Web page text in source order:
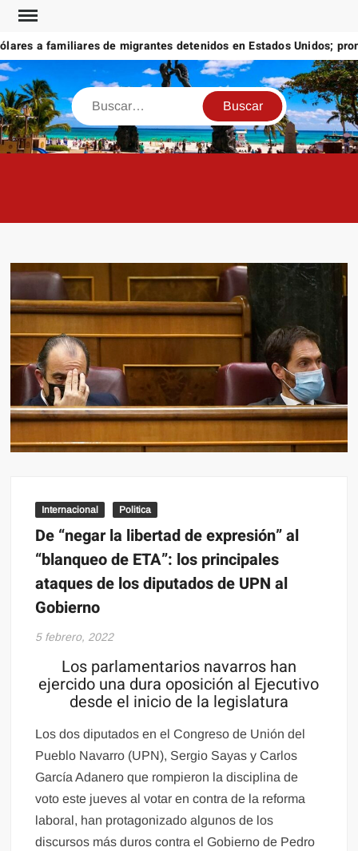
Saltar
contenido
a familiares de migrantes detenidos en Estados Unidos;
Buscar
Internacional Politica
De “negar la libertad de expresión” al
“blanqueo de ETA”: los principales
ataques de los diputados de UPN al
Gobierno
5 febrero, 2022
Los parlamentarios navarros han
ejercido una dura oposición al Ejecutivo
desde el inicio de la legislatura
Los dos diputados en el Congreso de Unión del
Pueblo Navarro (UPN), Sergio Sayas y Carlos
García Adanero que rompieron la disciplina de
voto este jueves al votar en contra de la reforma
laboral, han protagonizado algunos de los
discursos más duros contra el Gobierno de Pedro